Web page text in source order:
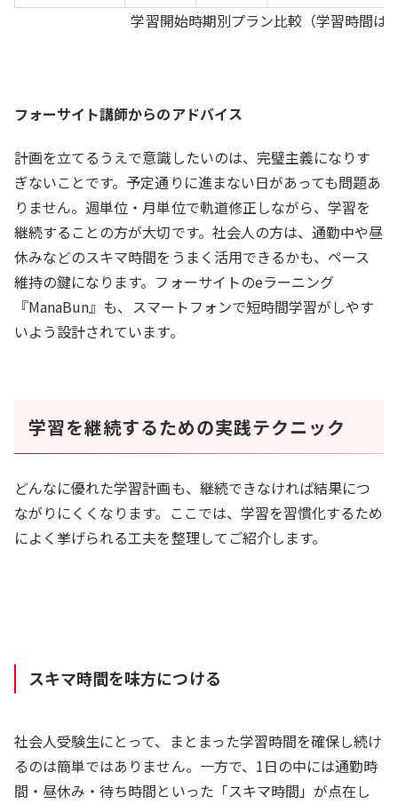
学習開始時期別プラン比較（学習時間は
フォーサイト講師からのアドバイス
計画を立てるうえで意識したいのは、完璧主義になりす
ぎないことです。予定通りに進まない日があっても問題あ
りません。週単位・月単位で軌道修正しながら、学習を
継続することの方が大切です。社会人の方は、通勤中や昼
休みなどのスキマ時間をうまく活用できるかも、ペース
維持の鍵になります。フォーサイトのeラーニング
『ManaBun』も、スマートフォンで短時間学習がしやす
いよう設計されています。
学習を継続するための実践テクニック
どんなに優れた学習計画も、継続できなければ結果につ
ながりにくくなります。ここでは、学習を習慣化するため
によく挙げられる工夫を整理してご紹介します。
スキマ時間を味方につける
社会人受験生にとって、まとまった学習時間を確保し続け
るのは簡単ではありません。一方で、1日の中には通勤時
間・昼休み・待ち時間といった「スキマ時間」が点在し